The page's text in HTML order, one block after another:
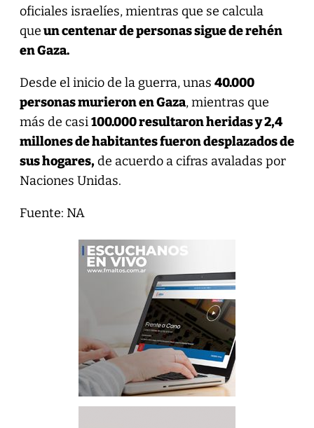
oficiales israelíes, mientras que se calcula
queun centenar de personas sigue de rehén
en Gaza.
Desde el inicio de la guerra, unas 40.000
personas murieron en Gaza, mientras que
más de casi100.000 resultaron heridas y 2,4
millones de habitantes fueron desplazados de
sus hogares,de acuerdo a cifras avaladas por
Naciones Unidas.
Fuente: NA